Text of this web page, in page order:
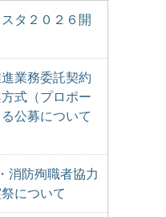
タ２０２６開
業務委託契約
式（プロポー
公募について
消防殉職者協力
について